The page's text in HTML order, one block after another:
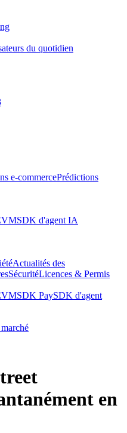
du quotidien
e-commercePrédictions
SDK d'agent IA
Actualités des
SécuritéLicences & Permis
SDK PaySDK d'agent
en